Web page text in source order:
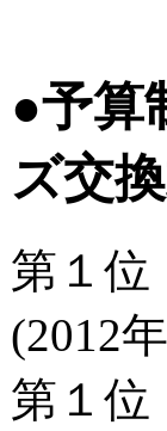
●予算
ズ交
第１位
(2012
第１位